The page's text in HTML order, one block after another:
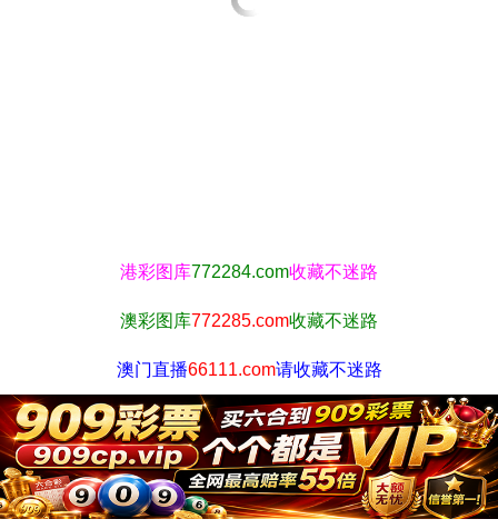
港彩图库772284.com收藏不迷路
澳彩图库772285.com收藏不迷路
澳门直播66111.com请收藏不迷路